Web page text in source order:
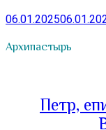
06.01.2025
Архипастырь
Петр,